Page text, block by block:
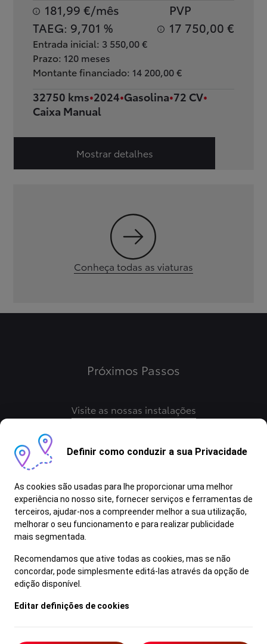
181,99 €/mês
TAEG: 9,701 %
PVP
17 750,00 €
Entrada inicial: 3 550,00 €
Prazo: 120 meses
Montante financiado: 14 200,00 €
32750 kms 2024 Gasolina 72 CV
Caixa Manual
Mostrar detalhes
Conheça todas as viaturas
Próximos Passos
Visite as nossas instalações
Contactar Concessão
Termos e Condições
Política de Privacidade
Livro de Reclamações
Resolução Alternativa de Litígios
Definir como conduzir a sua Privacidade
As cookies são usadas para lhe proporcionar uma melhor
experiência no nosso site, fornecer serviços e ferramentas de
terceiros, ajudar-nos a compreender melhor a sua utilização,
melhorar o seu funcionamento e para realizar publicidade
mais segmentada.
Recomendamos que ative todas as cookies, mas se não
concordar, pode simplesmente editá-las através da opção de
edição disponível.
Editar definições de cookies